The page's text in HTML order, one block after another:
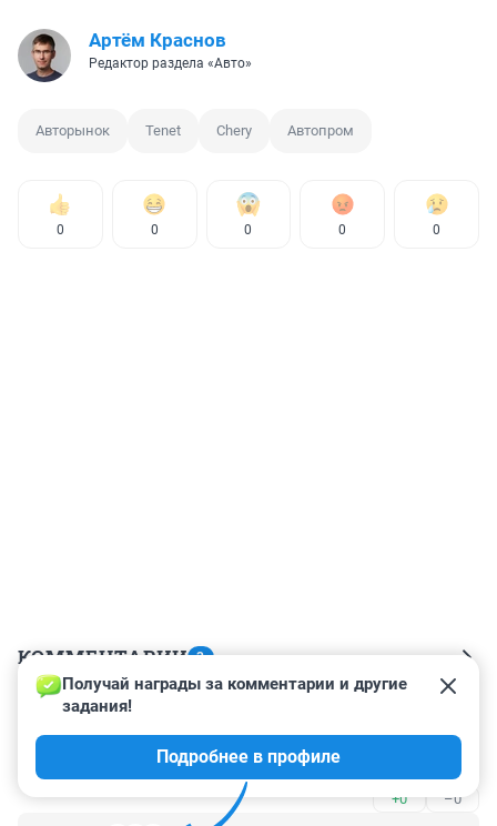
Артём Краснов
Редактор раздела «Авто»
Авторынок Tenet Chery Автопром
0 0 0 0 0
КОММЕНТАРИИ 3
Гость
Ё- мобиль куда изчез?
+0 –0
Получай награды за комментарии и другие
задания!
Подробнее в профиле